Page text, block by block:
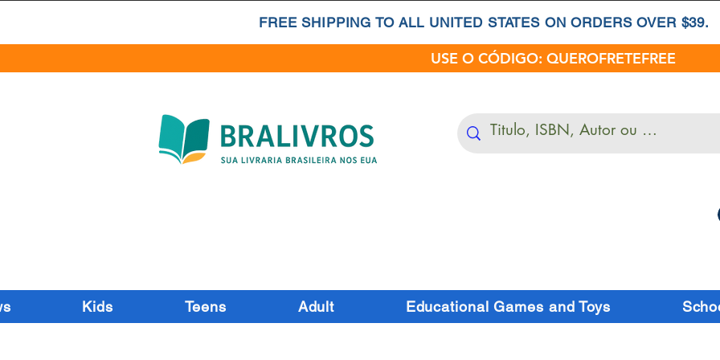
FREE SHIPPING TO ALL UNITED STATES ON ORDERS OVER $39.
USE O CÓDIGO: QUEROFRETEFREE
Kids Teens Adult Educational Games and Toys